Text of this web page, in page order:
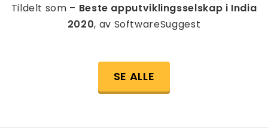
Tildelt som – Beste apputviklingsselskap i India
2020, av SoftwareSuggest
SE ALLE